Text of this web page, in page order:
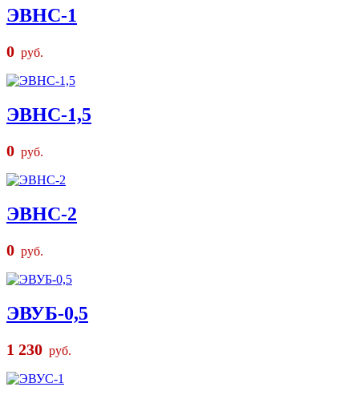
ЭВНС-1
0 руб.
ЭВНС-1,5
0 руб.
ЭВНС-2
0 руб.
ЭВУБ-0,5
1 230 руб.